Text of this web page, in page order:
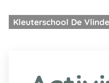
Kleuterschool De